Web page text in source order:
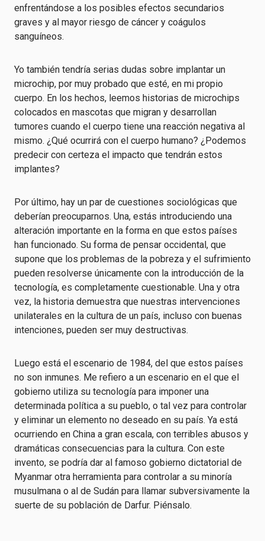
enfrentándose a los posibles efectos secundarios
graves y al mayor riesgo de cáncer y coágulos
sanguíneos.
Yo también tendría serias dudas sobre implantar un
microchip, por muy probado que esté, en mi propio
cuerpo. En los hechos, leemos historias de microchips
colocados en mascotas que migran y desarrollan
tumores cuando el cuerpo tiene una reacción negativa al
mismo. ¿Qué ocurrirá con el cuerpo humano? ¿Podemos
predecir con certeza el impacto que tendrán estos
implantes?
Por último, hay un par de cuestiones sociológicas que
deberían preocuparnos. Una, estás introduciendo una
alteración importante en la forma en que estos países
han funcionado. Su forma de pensar occidental, que
supone que los problemas de la pobreza y el sufrimiento
pueden resolverse únicamente con la introducción de la
tecnología, es completamente cuestionable. Una y otra
vez, la historia demuestra que nuestras intervenciones
unilaterales en la cultura de un país, incluso con buenas
intenciones, pueden ser muy destructivas.
Luego está el escenario de 1984, del que estos países
no son inmunes. Me refiero a un escenario en el que el
gobierno utiliza su tecnología para imponer una
determinada política a su pueblo, o tal vez para controlar
y eliminar un elemento no deseado en su país. Ya está
ocurriendo en China a gran escala, con terribles abusos y
dramáticas consecuencias para la cultura. Con este
invento, se podría dar al famoso gobierno dictatorial de
Myanmar otra herramienta para controlar a su minoría
musulmana o al de Sudán para llamar subversivamente la
suerte de su población de Darfur. Piénsalo.